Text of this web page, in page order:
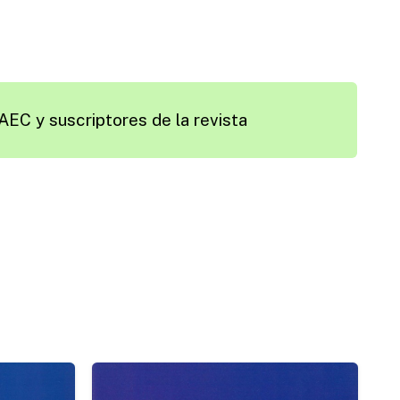
y suscriptores de la revista